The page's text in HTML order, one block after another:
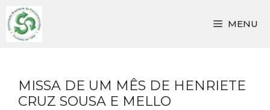
Pular
para
MENU
MISSA DE UM MÊS DE HENRIETE
CRUZ SOUSA E MELLO